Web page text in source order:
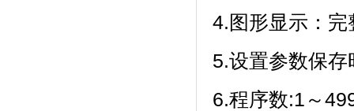
4.图形显示：
5.设置参数保存
6.程序数:1～499